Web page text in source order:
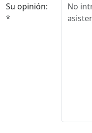
Su opinión:
*